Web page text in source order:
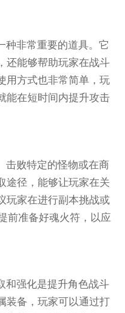
种非常重要的道具。它
还能够帮助玩家在战斗
用方式也非常简单，玩
能在短时间内提升攻击
击败特定的怪物或在商
途径，能够让玩家在关
玩家在进行副本挑战或
前准备好魂火符，以应
和强化是提升角色战斗
装备，玩家可以通过打